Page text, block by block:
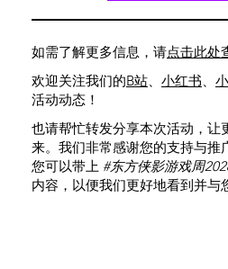
如需了解更多信息，请点击此处
欢迎关注我们的B站、 小红书、
活动动态！
也请帮忙转发分享本次活动，让
来。我们非常感谢您的支持与推
您可以带上 #东方侠影游戏周
内容，以便我们更好地看到并与